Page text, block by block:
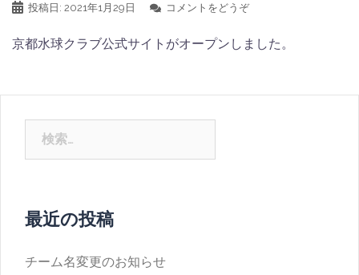
投稿日: 2021年1月29日 コメントをどうぞ
京都水球クラブ公式サイトがオープンしました。
最近の投稿
チーム名変更のお知らせ